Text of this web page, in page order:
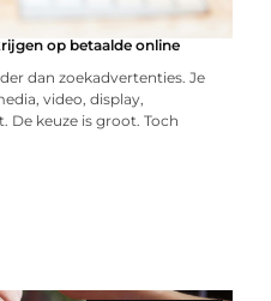
op betaalde online
dan zoekadvertenties. Je
video, display,
De keuze is groot. Toch